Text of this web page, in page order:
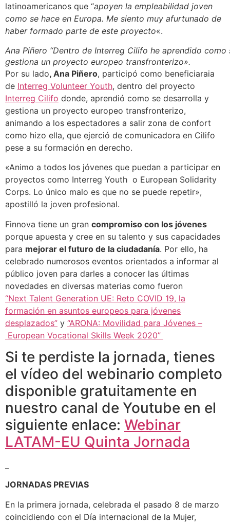
latinoamericanos que “apoyen la empleabilidad joven
como se hace en Europa. Me siento muy afurtunado de
haber formado parte de este proyecto«.
Ana Piñero “Dentro de Interreg Cilifo he aprendido como
gestiona un proyecto europeo transfronterizo».
Por su lado, Ana Piñero, participó como beneficiaraia
de Interreg Volunteer Youth, dentro del proyecto
Interreg Cilifo donde, aprendió como se desarrolla y
gestiona un proyecto europeo transfronterizo,
animando a los espectadores a salir zona de confort
como hizo ella, que ejerció de comunicadora en Cilifo
pese a su formación en derecho.
«Animo a todos los jóvenes que puedan a participar en
proyectos como Interreg Youth o European Solidarity
Corps. Lo único malo es que no se puede repetir»,
apostilló la joven profesional.
Finnova tiene un gran compromiso con los jóvenes
porque apuesta y cree en su talento y sus capacidades
para mejorar el futuro de la ciudadanía. Por ello, ha
celebrado numerosos eventos orientados a informar al
público joven para darles a conocer las últimas
novedades en diversas materias como fueron
“Next Talent Generation UE: Reto COVID 19, la
formación en asuntos europeos para jóvenes
desplazados” y “ARONA: Movilidad para Jóvenes –
European Vocational Skills Week 2020”
Si te perdiste la jornada, tienes
el vídeo del webinario completo
disponible gratuitamente en
nuestro canal de Youtube en el
siguiente enlace: Webinar
LATAM-EU Quinta Jornada
JORNADAS PREVIAS
En la primera jornada, celebrada el pasado 8 de marzo
coincidiendo con el Día internacional de la Mujer,